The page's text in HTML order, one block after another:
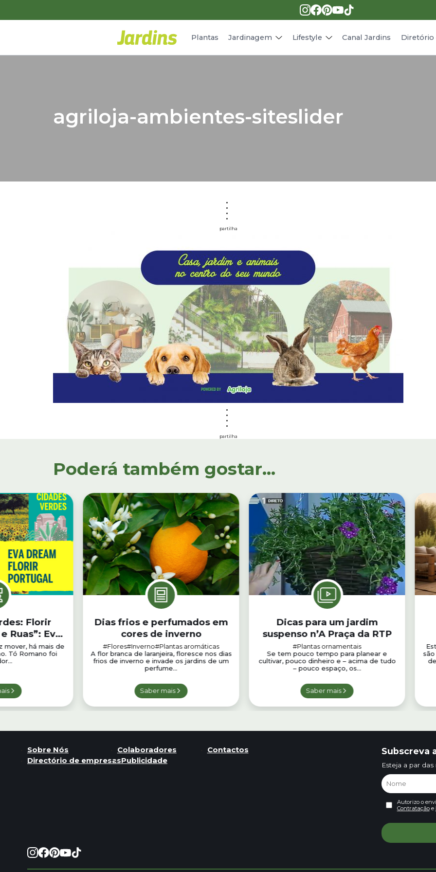
Plantas Jardinagem Lifestyle
Receitas
Canal Jardins Diretório
agriloja-ambientes-siteslider
partilha
partilha
Poderá também gostar...
Florir
Ruas”: Eva
Portugal
mover, há mais de
Tó Romano foi
Dias frios e perfumados em
cores de inverno
#Flores#Inverno#Plantas aromáticas
A flor branca de laranjeira, floresce nos dias
frios de inverno e invade os jardins de um
perfume...
Saber mais
Dicas para um jardim
suspenso n’A Praça da RTP
#Plantas ornamentais
Se tem pouco tempo para planear e
cultivar, pouco dinheiro e – acima de tudo
– pouco espaço, os...
Saber mais
Sobre Nós Colaboradores
Contactos
Directório de empresasPublicidade
Subscreva
Esteja a par
Autorizo o
Contrataçãoe